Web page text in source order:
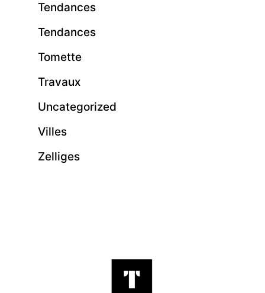
Tendances
Tendances
Tomette
Travaux
Uncategorized
Villes
Zelliges